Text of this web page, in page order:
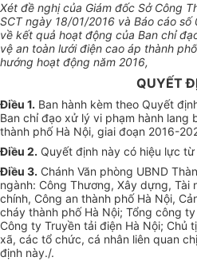
Xét đề nghị của Giám đốc Sở Công
SCT ngày 18/01/2016 và Báo cáo
về kết quả hoạt động của Ban chỉ
vệ an toàn lưới điện cao áp thành
hướng hoạt động năm 2016,
QUYẾT
Điều 1. Ban hành kèm theo Quyết
Ban chỉ đạo xử lý vi phạm hành lang
thành phố Hà Nội, giai đoạn 2016-
Điều 2. Quyết định này có hiệu lực
Điều 3. Chánh Văn phòng UBND
ngành: Công Thương, Xây dựng, Tài
chính, Công an thành phố Hà Nội,
cháy thành phố Hà Nội; Tổng công
Công ty Truyền tải điện Hà Nội; Chủ
xã, các tổ chức, cá nhân liên quan
định này./.